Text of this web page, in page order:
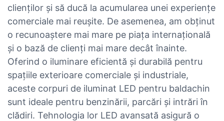
clienților și să ducă la acumularea unei experiențe
comerciale mai reușite. De asemenea, am obținut
o recunoaștere mai mare pe piața internațională
și o bază de clienți mai mare decât înainte.
Oferind o iluminare eficientă și durabilă pentru
spațiile exterioare comerciale și industriale,
aceste corpuri de iluminat LED pentru baldachin
sunt ideale pentru benzinării, parcări și intrări în
clădiri. Tehnologia lor LED avansată asigură o